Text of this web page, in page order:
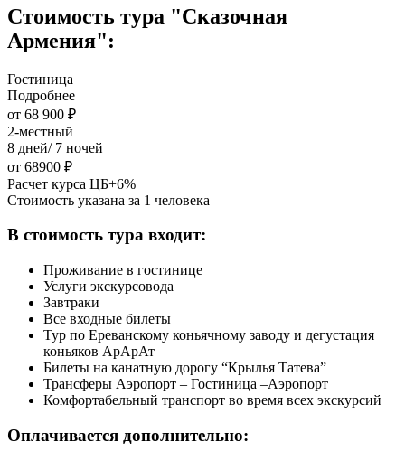
Стоимость тура "Сказочная
Армения":
Гостиница
Подробнее
от 68 900 ₽
2-местный
8 дней/ 7 ночей
от 68900 ₽
Расчет курса ЦБ+6%
Стоимость указана за 1 человека
В стоимость тура входит:
Проживание в гостинице
Услуги экскурсовода
Завтраки
Все входные билеты
Тур по Ереванскому коньячному заводу и дегустация
коньяков АрАрАт
Билеты на канатную дорогу “Крылья Татева”
Трансферы Аэропорт – Гостиница –Аэропорт
Комфортабельный транспорт во время всех экскурсий
Оплачивается дополнительно: